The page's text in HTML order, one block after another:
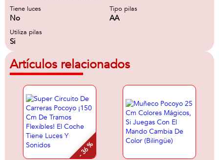
Tiene luces
No
Tipo pilas
AA
Utiliza pilas
Si
Artículos relacionados
- 36 %